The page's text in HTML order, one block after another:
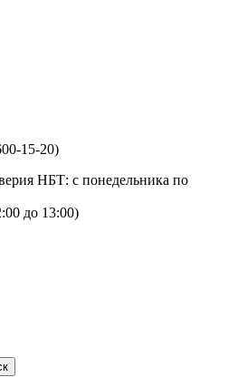
15-20)
НБТ: с понедельника по
до 13:00)